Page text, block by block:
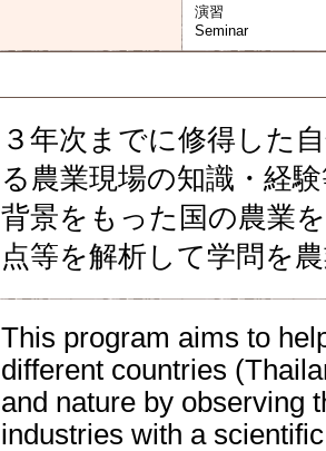
演習
Seminar
３年次までに修得した
る農業現場の知識・経
背景をもった国の農業
点等を解析して学問を
This program aims to
different countries
and nature by observing
industries with a